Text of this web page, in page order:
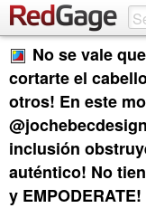
No se vale
cortarte el
otros! En este
inclusión
auténtico! No
y